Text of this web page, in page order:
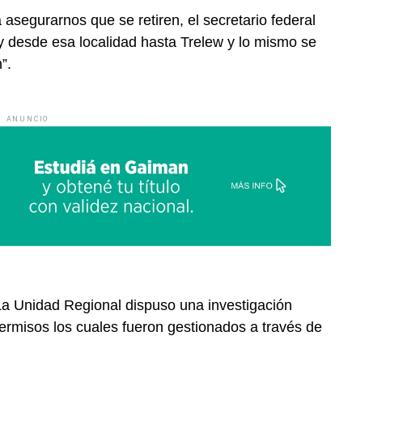
que se retiren, el secretario federal
esa localidad hasta Trelew y lo mismo se
ANUNCIO
Unidad Regional dispuso una investigación
los cuales fueron gestionados a través de